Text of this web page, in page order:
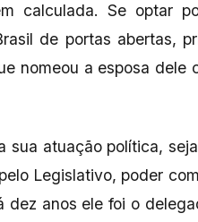
calculada. Se optar
de portas abertas,
nomeou a esposa dele
sua atuação política,
Legislativo, poder
dez anos ele foi o